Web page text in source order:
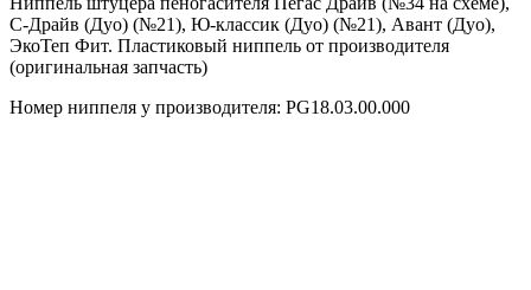
С-Драйв (Дуо) (№21), Ю-классик (Дуо) (№21), Авант (Дуо),
ЭкоТеп Фит. Пластиковый ниппель от производителя
(оригинальная запчасть)
Номер ниппеля у производителя: PG18.03.00.000